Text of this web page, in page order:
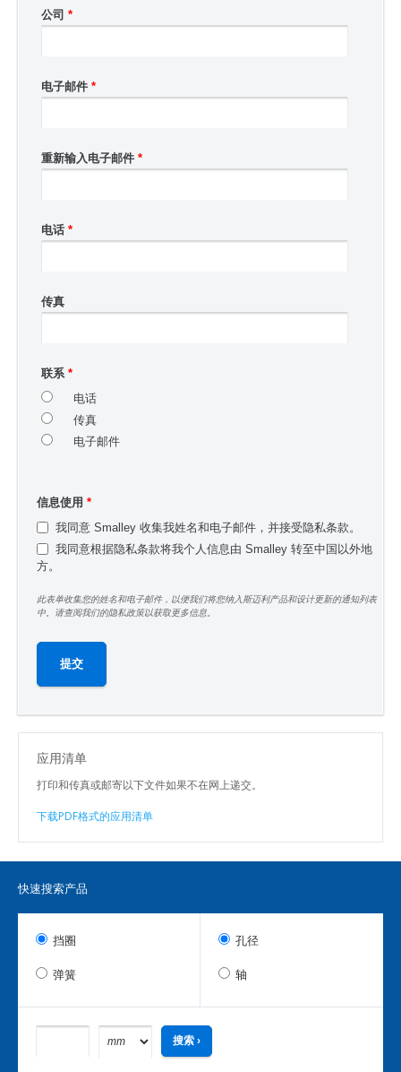
公司 *
电子邮件 *
重新输入电子邮件 *
电话 *
传真
联系 *
电话
传真
电子邮件
信息使用 *
我同意 Smalley 收集我姓名和电子邮件，并接受隐私条款。
我同意根据隐私条款将我个人信息由 Smalley 转至中国以外地
方。
此表单收集您的姓名和电子邮件，以便我们将您纳入斯迈利产品和设计更新的通知列表
中。请查阅我们的隐私政策以获取更多信息。
应用清单
打印和传真或邮寄以下文件如果不在网上递交。
下载PDF格式的应用清单
快速搜索产品
挡圈
弹簧
孔径
轴